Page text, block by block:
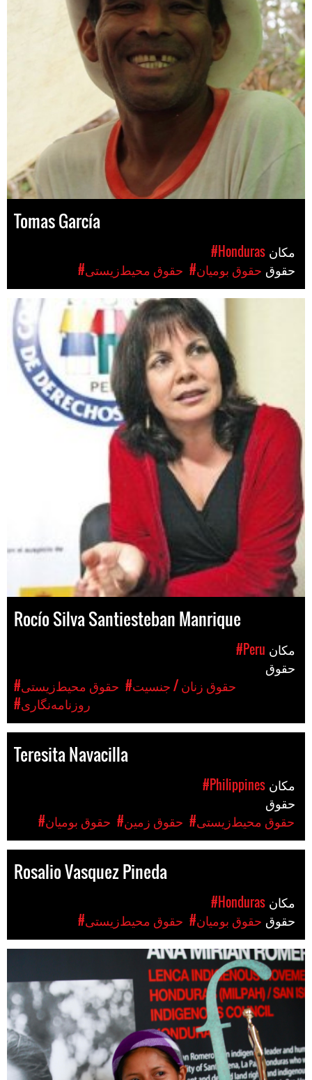
Tomas García
#Honduras
#حقوق محیط‌زیستی #حقوق بومیان
Rocío Silva Santiesteban Manrique
#Peru
#حقوق محیط‌زیستی
#حقوق زنان / جنسیت
#روزنامه‌نگاری
Teresita Navacilla
#Philippines
#حقوق بومیان
#حقوق زمین #حقوق محیط‌زیستی
Rosalio Vasquez Pineda
#Honduras
#حقوق محیط‌زیستی #حقوق بومیان